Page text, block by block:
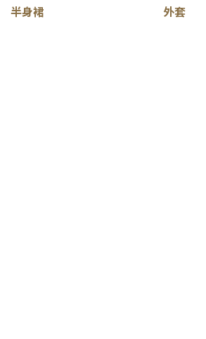
半身裙 外套